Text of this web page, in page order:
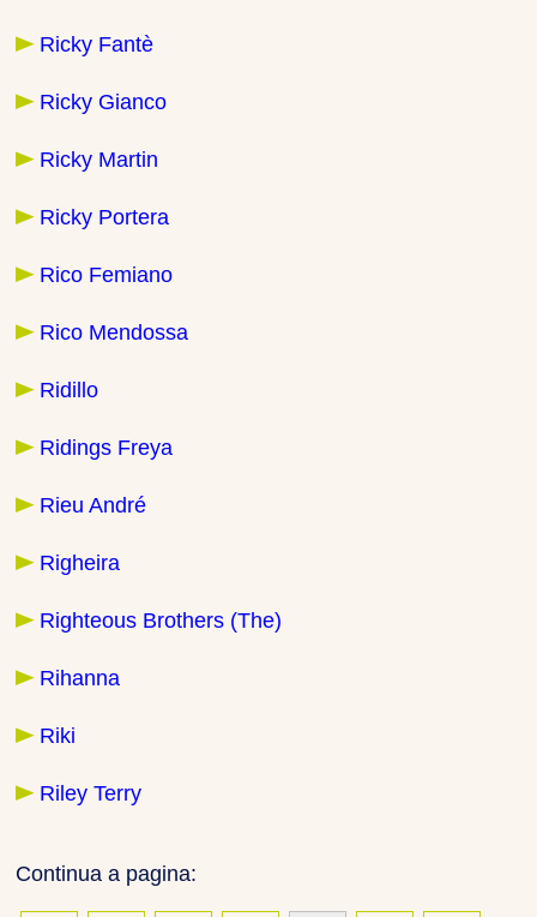
Ricky Fantè
Ricky Gianco
Ricky Martin
Ricky Portera
Rico Femiano
Rico Mendossa
Ridillo
Ridings Freya
Rieu André
Righeira
Righteous Brothers (The)
Rihanna
Riki
Riley Terry
Continua a pagina: